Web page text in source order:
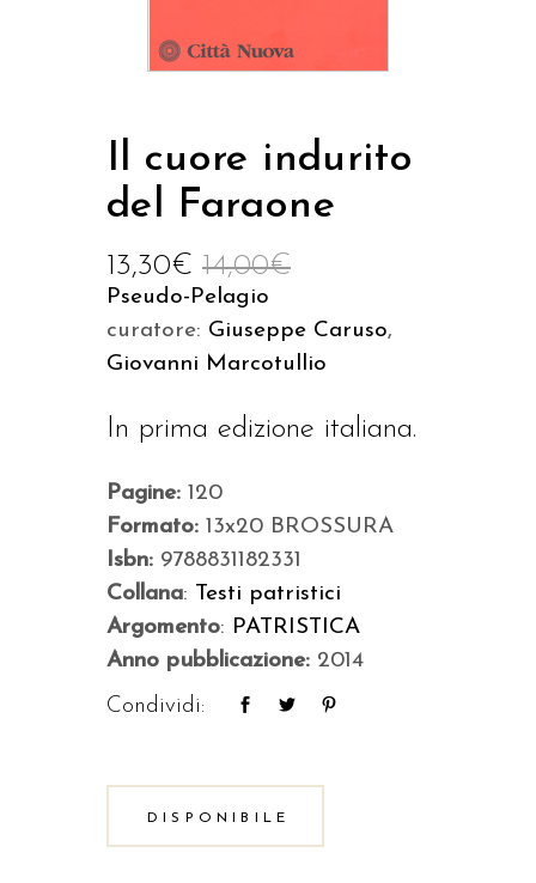
Il cuore indurito
del Faraone
14,00€
13,30€
Pseudo-Pelagio
curatore: Giuseppe Caruso,
Giovanni Marcotullio
In prima edizione italiana.
Pagine: 120
Formato: 13x20 BROSSURA
Isbn: 9788831182331
Collana: Testi patristici
Argomento: PATRISTICA
Anno pubblicazione: 2014
Condividi:
DISPONIBILE